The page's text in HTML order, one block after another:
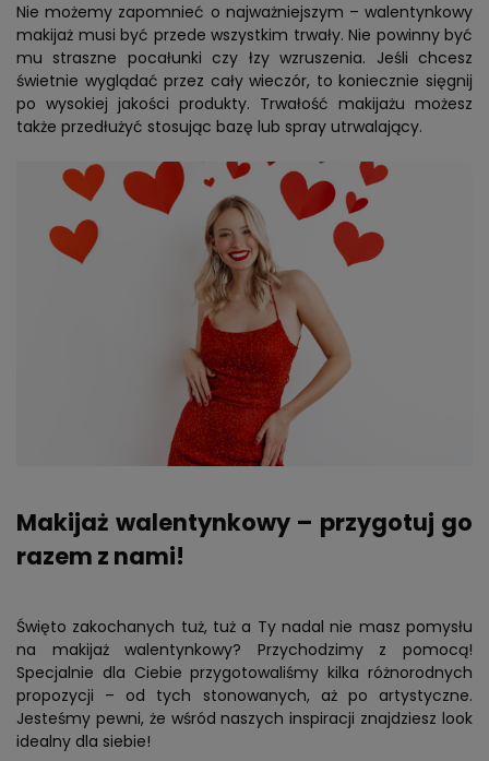
Nie możemy zapomnieć o najważniejszym – walentynkowy
makijaż musi być przede wszystkim trwały. Nie powinny być
mu straszne pocałunki czy łzy wzruszenia. Jeśli chcesz
świetnie wyglądać przez cały wieczór, to koniecznie sięgnij
po wysokiej jakości produkty. Trwałość makijażu możesz
także przedłużyć stosując bazę lub spray utrwalający.
Makijaż walentynkowy – przygotuj go
razem z nami!
Święto zakochanych tuż, tuż a Ty nadal nie masz pomysłu
na makijaż walentynkowy? Przychodzimy z pomocą!
Specjalnie dla Ciebie przygotowaliśmy kilka różnorodnych
propozycji – od tych stonowanych, aż po artystyczne.
Jesteśmy pewni, że wśród naszych inspiracji znajdziesz look
idealny dla siebie!